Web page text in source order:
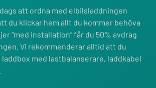
att ordna med elbilsladdningen
du klickar hem allt du kommer behöva
“med installation” får du 50% avdrag
Vi rekommenderar alltid att du
med lastbalanserare, laddkabel